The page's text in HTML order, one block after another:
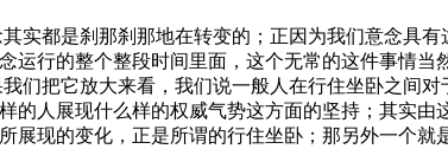
都是刹那刹那地在转变的；正因为我们意念具有
行的整个整段时间里面，这个无常的这件事情当
把它放大来看，我们说一般人在行住坐卧之间对
人展现什么样的权威气势这方面的坚持；其实由
现的变化，正是所谓的行住坐卧；那另外一个就